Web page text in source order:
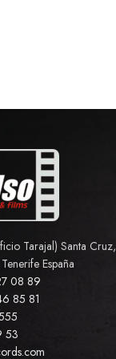
Tarajal) Santa Cruz,
España
08 89
85 81
53